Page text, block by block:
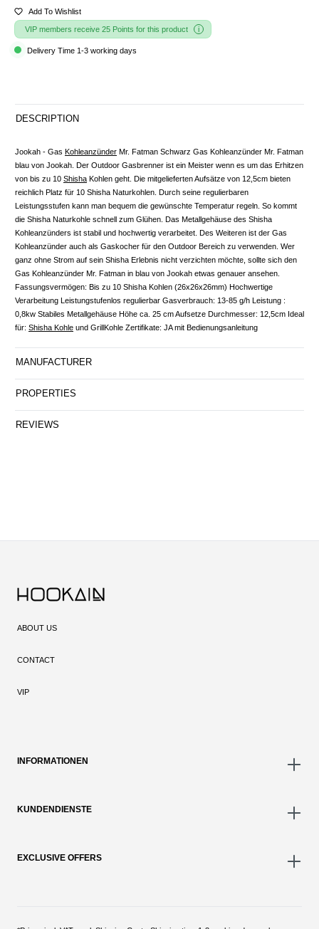
Add To Wishlist
VIP members receive 25 Points for this product
Delivery Time 1-3 working days
DESCRIPTION
Jookah - Gas Kohleanzünder Mr. Fatman Schwarz Gas Kohleanzünder Mr. Fatman
blau von Jookah. Der Outdoor Gasbrenner ist ein Meister wenn es um das Erhitzen
von bis zu 10 Shisha Kohlen geht. Die mitgelieferten Aufsätze von 12,5cm bieten
reichlich Platz für 10 Shisha Naturkohlen. Durch seine regulierbaren
Leistungsstufen kann man bequem die gewünschte Temperatur regeln. So kommt
die Shisha Naturkohle schnell zum Glühen. Das Metallgehäuse des Shisha
Kohleanzünders ist stabil und hochwertig verarbeitet. Des Weiteren ist der Gas
Kohleanzünder auch als Gaskocher für den Outdoor Bereich zu verwenden. Wer
ganz ohne Strom auf sein Shisha Erlebnis nicht verzichten möchte, sollte sich den
Gas Kohleanzünder Mr. Fatman in blau von Jookah etwas genauer ansehen.
Fassungsvermögen: Bis zu 10 Shisha Kohlen (26x26x26mm) Hochwertige
Verarbeitung Leistungstufenlos regulierbar Gasverbrauch: 13-85 g/h Leistung :
0,8kw Stabiles Metallgehäuse Höhe ca. 25 cm Aufsetze Durchmesser: 12,5cm Ideal
für: Shisha Kohle und GrillKohle Zertifikate: JA mit Bedienungsanleitung
MANUFACTURER
PROPERTIES
REVIEWS
ABOUT US
CONTACT
VIP
INFORMATIONEN
KUNDENDIENSTE
EXCLUSIVE OFFERS